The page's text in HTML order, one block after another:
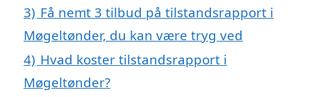
3) Få nemt 3 tilbud på tilstandsrapport i
Møgeltønder, du kan være tryg ved
4) Hvad koster tilstandsrapport i
Møgeltønder?